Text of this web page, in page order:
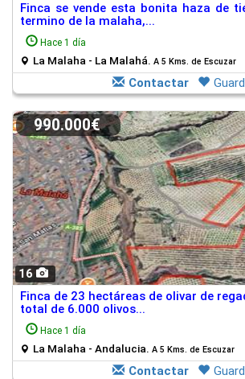
Finca se vende esta bonita haza de
termino de la malaha,...
Hace 1 día
La Malaha - La Malahá. A 5 Kms. de Escuzar
Contactar
16
990.000€
Finca de 23 hectáreas de olivar de
total de 6.000 olivos...
Hace 1 día
La Malaha - Andalucia. A 5 Kms. de Escuzar
Contactar